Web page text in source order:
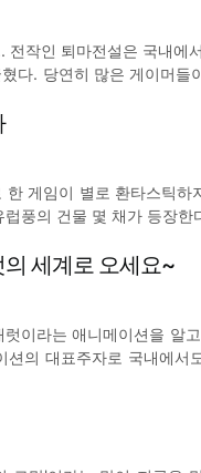
전작인 퇴마전설은 국내에
다. 당연히 많은 게이머들
우리 앞에 다가오게 되었
한 게임이 별로 환타스틱
풍의 건물 몇 채가 등장
컴퓨터로 스타크래프트를
세계로 오세요~
이라는 애니메이션을 알
션의 대표주자로 국내에서
이지가 한글화를 해서 선